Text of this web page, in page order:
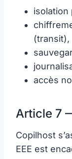
isolation
(transit),
accès
Article 7
Copilhost
EEE est